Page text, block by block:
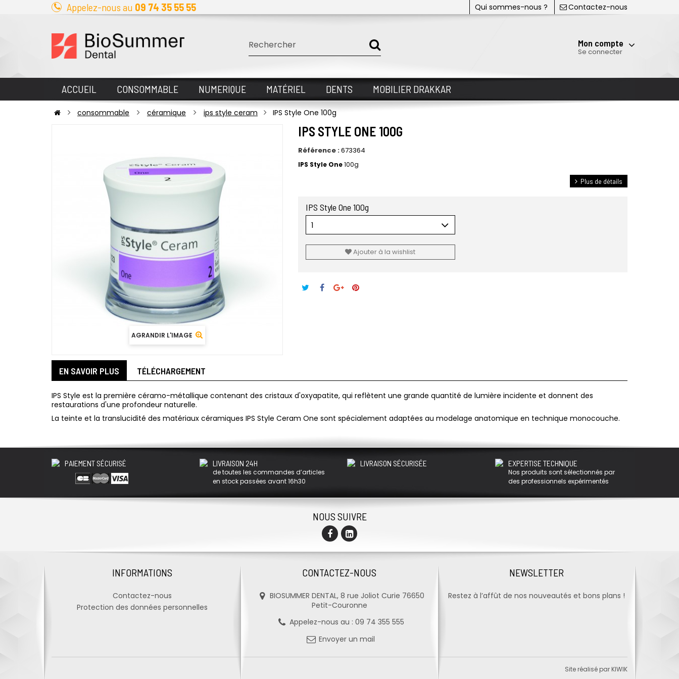
Qui sommes-nous ? Contactez-nous
Appelez-nous au 09 74 35 55 55
Mon compte
Se connecter
ACCUEIL CONSOMMABLE NUMERIQUE MATÉRIEL DENTS MOBILIER DRAKKAR
consommable céramique ips style ceram IPS Style One 100g
AGRANDIR L'IMAGE
IPS STYLE ONE 100G
Référence :673364
IPS Style One100g
Plus de détails
IPS Style One 100g
1
Ajouter à la wishlist
EN SAVOIR PLUS TÉLÉCHARGEMENT
IPS Style est la première céramo-métallique contenant des cristaux d'oxyapatite, qui reflètent une grande quantité de lumière incidente et donnent des
restaurations d'une profondeur naturelle.
La teinte et la translucidité des matériaux céramiques IPS Style Ceram One sont spécialement adaptées au modelage anatomique en technique monocouche.
PAIEMENT SÉCURISÉ LIVRAISON 24H
de toutes les commandes d’articles
en stock passées avant 16h30
LIVRAISON SÉCURISÉE EXPERTISE TECHNIQUE
Nos produits sont sélectionnés par
des professionnels expérimentés
NOUS SUIVRE
INFORMATIONS
Contactez-nous
Protection des données personnelles
CONTACTEZ-NOUS
BIOSUMMER DENTAL, 8 rue Joliot Curie 76650
Petit-Couronne
Appelez-nous au :09 74 355 555
Envoyer un mail
NEWSLETTER
Restez à l’affût de nos nouveautés et bons plans !
Site réalisé par KIWIK